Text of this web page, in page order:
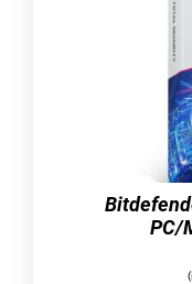
schon nach
Verbesserung
Die
äußerst
sich somit auch
Sie bereits jetzt
erwerben, die
Funktionen und
Daher
Lizenz für AVG
PC/